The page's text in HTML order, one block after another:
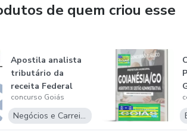
pagina www.concursosgois.com.br
de quem criou esse
Apostila analista
tributário da
receita Federal
concurso Goiás
Negócios e Carreira